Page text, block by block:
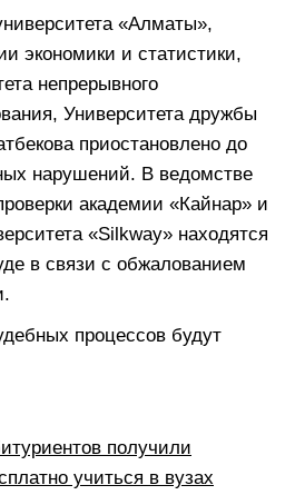
«Алматы»,
экономики и статистики,
непрерывного
Университета дружбы
приостановлено до
нарушений. В ведомстве
академии «Кайнар» и
«Silkway» находятся
в связи с обжалованием
процессов будут
получили
учиться в вузах